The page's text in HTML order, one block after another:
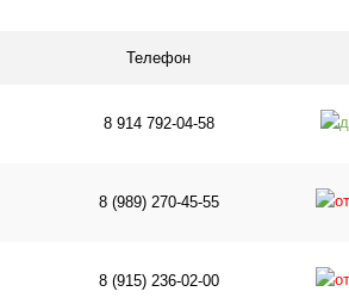
Телефон
8 914 792-04-58
8 (989) 270-45-55
8 (915) 236-02-00